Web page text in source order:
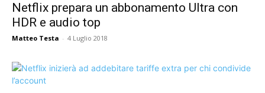
Netflix prepara un abbonamento Ultra con
HDR e audio top
Matteo Testa - 4 Luglio 2018